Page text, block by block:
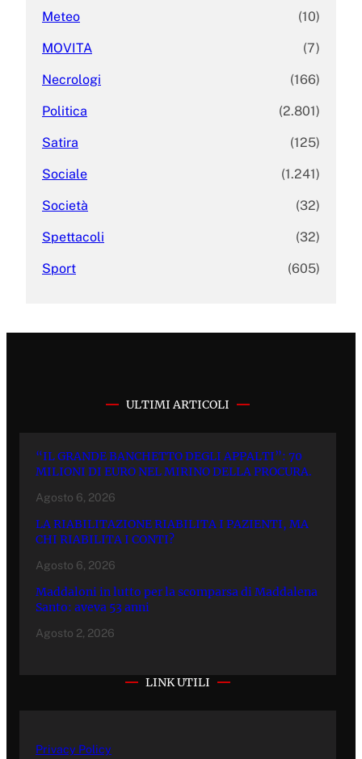
Meteo (10)
MOVITA (7)
Necrologi (166)
Politica (2.801)
Satira (125)
Sociale (1.241)
Società (32)
Spettacoli (32)
Sport (605)
ULTIMI ARTICOLI
“IL GRANDE BANCHETTO DEGLI APPALTI”: 70
MILIONI DI EURO NEL MIRINO DELLA PROCURA.
Agosto 6, 2026
LA RIABILITAZIONE RIABILITA I PAZIENTI, MA
CHI RIABILITA I CONTI?
Agosto 6, 2026
Maddaloni in lutto per la scomparsa di Maddalena
Santo: aveva 53 anni
Agosto 2, 2026
LINK UTILI
Privacy Policy